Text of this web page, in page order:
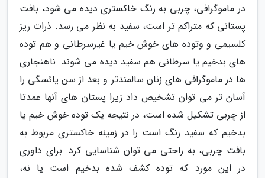
در ماموگرافی، چربی به رنگ خاکستری دیده می شود، بافت
پستانی که متراکم تر است، سفید به نظر می رسد. ذرات ریز
کلسیمی و وتوده های خوش خیم یا غیرسرطانی و هم توده
های بدخیم یا سرطانی هم سفید دیده می شوند. ناهنجاری
ها در ماموگرافی های زنان سالمندتر و بعد از سن یائسگی را
آسان تر می توان تشخیص داد زیرا پستان های آنها عمدتا
از چربی تشکیل شده است، در نتیجه یک توده خوش خیم یا
بدخیم که سفید رنگ است را در زمینه خاکستری مربوط به
بافت چربی، به راحتی می توان شناسایی کرد. برای داوری
در این مورد که توده کشف شده بدخیم است یا نه،